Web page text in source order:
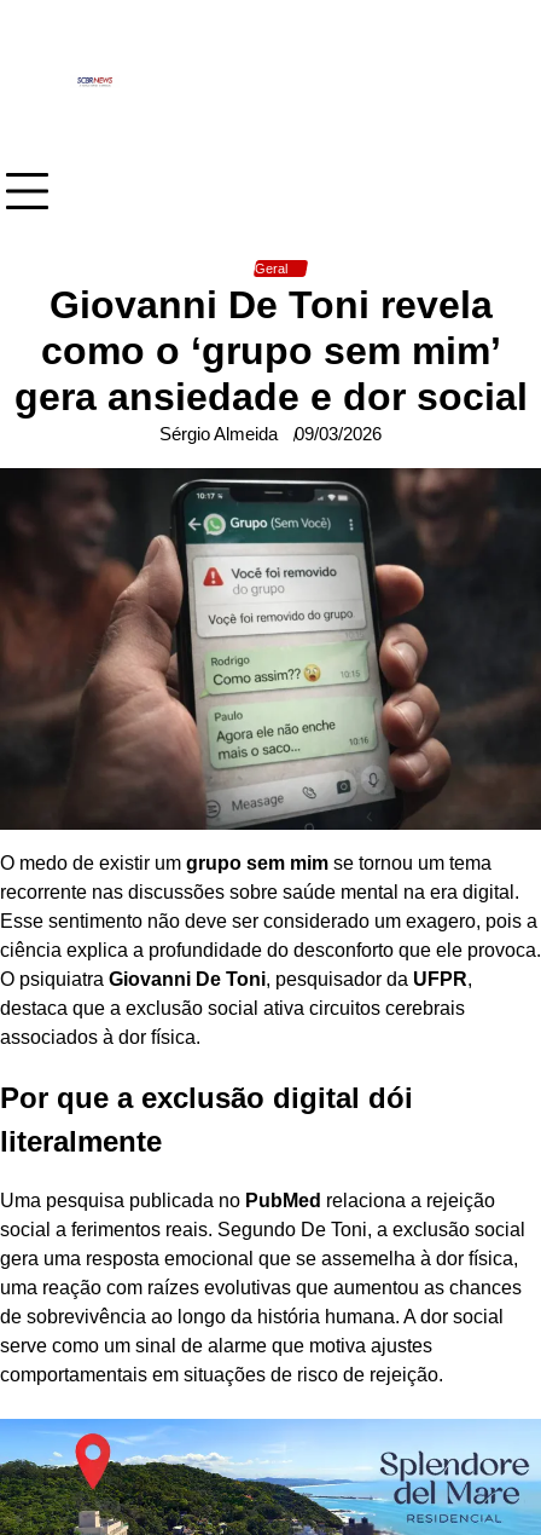
Geral
Giovanni De Toni revela
como o ‘grupo sem mim’
gera ansiedade e dor social
Sérgio Almeida 09/03/2026
O medo de existir um grupo sem mim se tornou um tema
recorrente nas discussões sobre saúde mental na era digital.
Esse sentimento não deve ser considerado um exagero, pois a
ciência explica a profundidade do desconforto que ele provoca.
O psiquiatra Giovanni De Toni, pesquisador da UFPR,
destaca que a exclusão social ativa circuitos cerebrais
associados à dor física.
Por que a exclusão digital dói
literalmente
Uma pesquisa publicada no PubMed relaciona a rejeição
social a ferimentos reais. Segundo De Toni, a exclusão social
gera uma resposta emocional que se assemelha à dor física,
uma reação com raízes evolutivas que aumentou as chances
de sobrevivência ao longo da história humana. A dor social
serve como um sinal de alarme que motiva ajustes
comportamentais em situações de risco de rejeição.